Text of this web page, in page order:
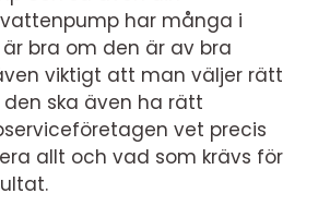
har många i
bra om den är av bra
viktigt att man väljer rätt
ska även ha rätt
vet precis
allt och vad som krävs för